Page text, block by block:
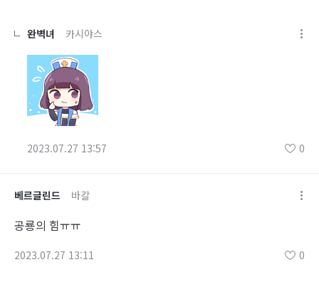
완벽녀 카시야스
2023.07.27 13:57 0
베르글린드 바칼
공룡의 힘ㅠㅠ
2023.07.27 13:11 0